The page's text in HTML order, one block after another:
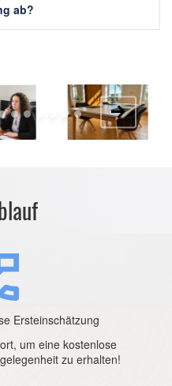
ab?
Ersteinschätzung
um eine kostenlose
zu erhalten!